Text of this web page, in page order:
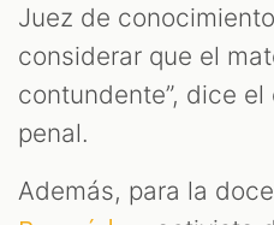
Juez de
considerar que el
contundente”, dice
penal.
Además, para la